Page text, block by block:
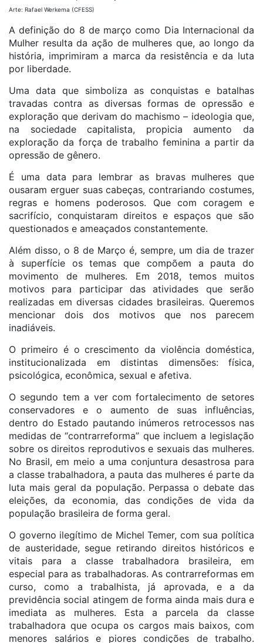
Arte: Rafael Werkema (CFESS)
A definição do 8 de março como Dia Internacional da
Mulher resulta da ação de mulheres que, ao longo da
história, imprimiram a marca da resistência e da luta
por liberdade.
Uma data que simboliza as conquistas e batalhas
travadas contra as diversas formas de opressão e
exploração que derivam do machismo – ideologia que,
na sociedade capitalista, propicia aumento da
exploração da força de trabalho feminina a partir da
opressão de gênero.
É uma data para lembrar as bravas mulheres que
ousaram erguer suas cabeças, contrariando costumes,
regras e homens poderosos. Que com coragem e
sacrifício, conquistaram direitos e espaços que são
questionados e ameaçados constantemente.
Além disso, o 8 de Março é, sempre, um dia de trazer
à superfície os temas que compõem a pauta do
movimento de mulheres. Em 2018, temos muitos
motivos para participar das atividades que serão
realizadas em diversas cidades brasileiras. Queremos
mencionar dois dos motivos que nos parecem
inadiáveis.
O primeiro é o crescimento da violência doméstica,
institucionalizada em distintas dimensões: física,
psicológica, econômica, sexual e afetiva.
O segundo tem a ver com fortalecimento de setores
conservadores e o aumento de suas influências,
dentro do Estado pautando inúmeros retrocessos nas
medidas de “contrarreforma” que incluem a legislação
sobre os direitos reprodutivos e sexuais das mulheres.
No Brasil, em meio a uma conjuntura desastrosa para
a classe trabalhadora, a pauta das mulheres é parte da
luta mais geral da população. Perpassa o debate das
eleições, da economia, das condições de vida da
população brasileira de forma geral.
O governo ilegítimo de Michel Temer, com sua política
de austeridade, segue retirando direitos históricos e
vitais para a classe trabalhadora brasileira, em
especial para as trabalhadoras. As contrarreformas em
curso, como a trabalhista, já aprovada, e a da
previdência social atingem de forma ainda mais dura e
imediata as mulheres. Esta a parcela da classe
trabalhadora que ocupa os cargos mais baixos, com
menores salários e piores condições de trabalho.